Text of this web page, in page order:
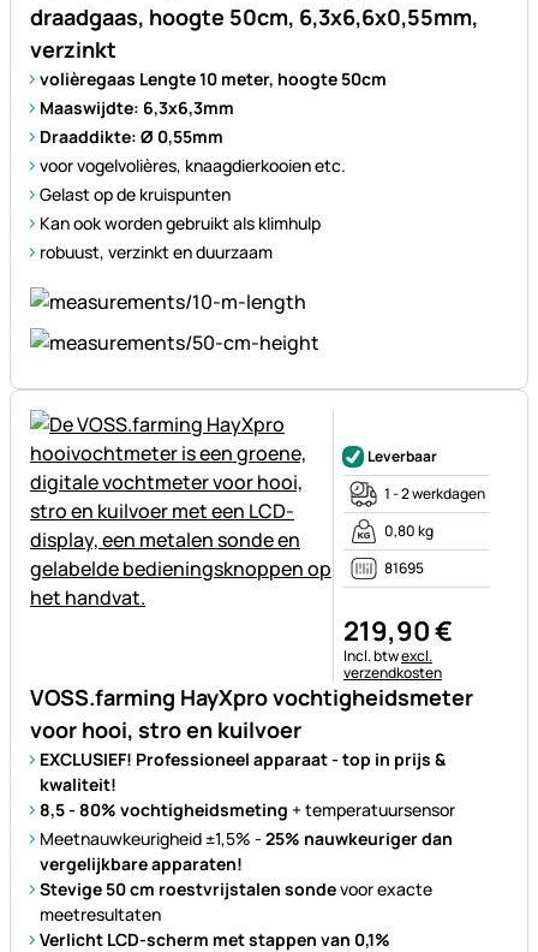
draadgaas, hoogte 50cm, 6,3x6,6x0,55mm,
verzinkt
volièregaas Lengte 10 meter, hoogte 50cm
Maaswijdte: 6,3x6,3mm
Draaddikte: Ø 0,55mm
voor vogelvolières, knaagdierkooien etc.
Gelast op de kruispunten
Kan ook worden gebruikt als klimhulp
robuust, verzinkt en duurzaam
VOSS.farming HayXpro vochtigheidsmeter
voor hooi, stro en kuilvoer
EXCLUSIEF! Professioneel apparaat - top in prijs &
kwaliteit!
8,5 - 80% vochtigheidsmeting + temperatuursensor
Meetnauwkeurigheid ±1,5% - 25% nauwkeuriger dan
vergelijkbare apparaten!
Stevige 50 cm roestvrijstalen sondevoor exacte
meetresultaten
Verlicht LCD-scherm met stappen van 0,1%
Leverbaar
1 - 2 werkdagen
0,80 kg
81695
219,90€
Belastinginformatie:
Incl. btwexcl.
verzendkosten